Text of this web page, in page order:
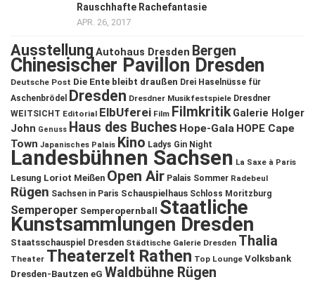
Rauschhafte Rachefantasie
APR. 26, 2017
Ausstellung Autohaus Dresden Bergen
Chinesischer Pavillon Dresden
Deutsche Post Die Ente bleibt draußen Drei Haselnüsse für
Aschenbrödel
Dresden Dresdner Musikfestspiele Dresdner
WEITSICHT Editorial ElbUferei Film Filmkritik Galerie Holger
John Genuss Haus des Buches Hope-Gala HOPE Cape
Town Japanisches Palais Kino Ladys Gin Night
Landesbühnen Sachsen La Saxe à Paris
Lesung Loriot Meißen Open Air Palais Sommer Radebeul
Rügen Sachsen in Paris Schauspielhaus Schloss Moritzburg
Semperoper Semperopernball Staatliche
Kunstsammlungen Dresden
Staatsschauspiel Dresden Städtische Galerie Dresden Thalia
Theater Theaterzelt Rathen Top Lounge Volksbank
Dresden-Bautzen eG Waldbühne Rügen